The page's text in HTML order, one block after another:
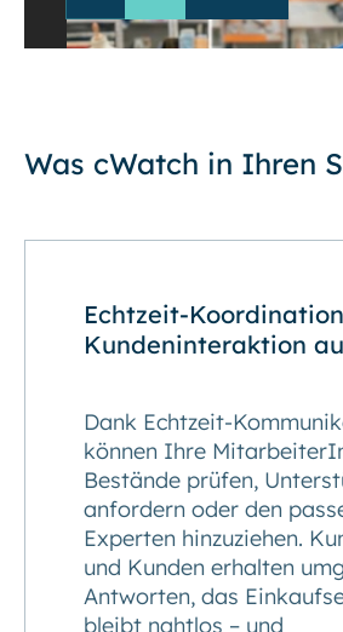
Was cWatch in Ihren
Echtzeit-
Kundeninteraktion
Dank Echtzeit-
können Ihre
Bestände prüfen,
anfordern oder den
Experten hinzuziehen.
und Kunden erhalten
Antworten, das
bleibt nahtlos – und